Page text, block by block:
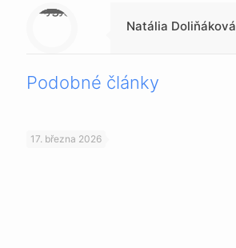
Warning
: Trying to access array offset on null in
/data/1/4/149a9a91-3acc-4306-8eec-62104a76cbc2/skica.online/web/wp-content/themes/betheme-child/includes/content-single.php
on line
286
Natália Doliňáková
Podobné články
17. března 2026